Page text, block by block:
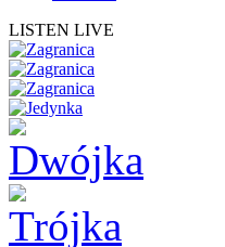
LISTEN LIVE